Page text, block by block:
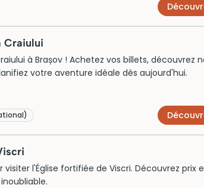
Craiului
à Brașov ! Achetez vos billets, découvrez
votre aventure idéale dès aujourd'hui.
visiter l'Église fortifiée de Viscri. Découvrez prix